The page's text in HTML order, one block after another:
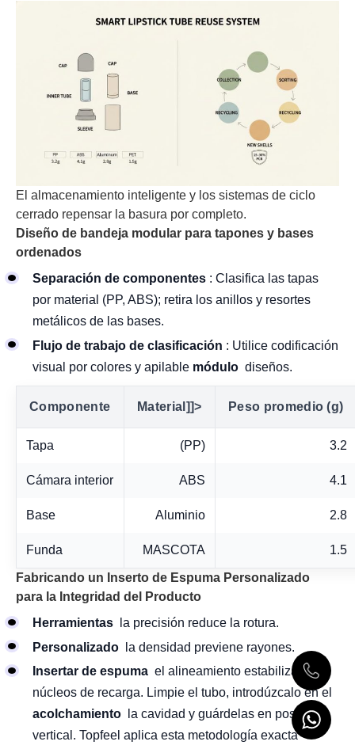
El almacenamiento inteligente y los sistemas de ciclo
cerrado repensar la basura por completo.
Diseño de bandeja modular para tapones y bases
ordenados
Separación de componentes : Clasifica las tapas
por material (PP, ABS); retira los anillos y resortes
metálicos de las bases.
Flujo de trabajo de clasificación : Utilice codificación
visual por colores y apilable módulo diseños.
Componente Material]]> Peso promedio (g)
Tapa (PP) 3.2
Cámara interior ABS 4.1
Base Aluminio 2.8
Funda MASCOTA 1.5
Fabricando un Inserto de Espuma Personalizado
para la Integridad del Producto
Herramientas
la precisión reduce la rotura.
Personalizado
la densidad previene rayones.
Insertar de espuma el alineamiento estabiliza los
núcleos de recarga. Limpie el tubo, introdúzcalo en el
acolchamiento
la cavidad y guárdelas en posición
vertical. Topfeel aplica esta metodología exacta